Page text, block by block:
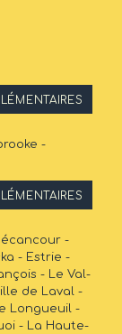
-
-
- Estrie -
- Le Val-
de Laval -
Longueuil -
- La Haute-